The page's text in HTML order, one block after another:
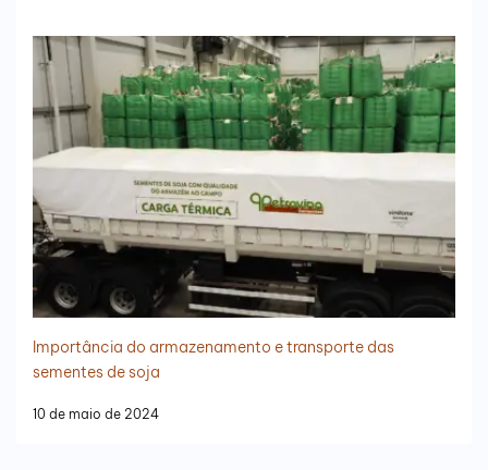
Importância do armazenamento e transporte das
sementes de soja
10 de maio de 2024